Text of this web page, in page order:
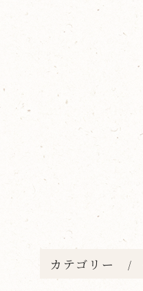
カテゴリー